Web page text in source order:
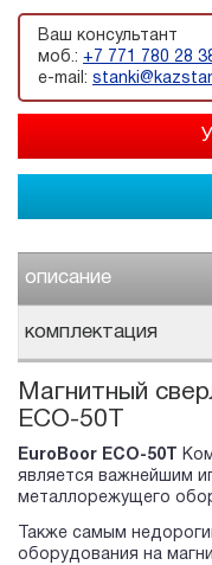
Ваш консультант
моб.: +7 771 780 28
e-mail:
описание
комплектация
Магнитный
ECO-50T
EuroBoor ECO-50T
является важнейшим
металлорежущего
Также самым
оборудования на